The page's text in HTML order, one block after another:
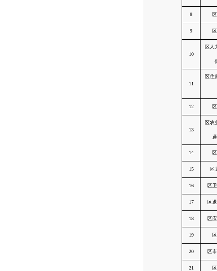
8
9
10
区人
11
区住
12
13
区农
14
15 区
16 区
17 区
18 区
19
20 区
21